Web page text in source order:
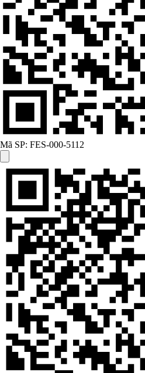
Mã SP: FES-000-5112